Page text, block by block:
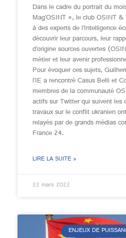
Dans le cadre du portrait du
Mag’OSINT », le club OSINT
à des experts de l’Intelligence
découvrir leur parcours, leur
d’origine sources ouvertes
métier et leur avenir
Pour évoquer ces sujets,
l’IE a rencontré Casus Belli et
membres de la communauté
actifs sur Twitter qui suivent les
travaux sur le conflit ukranien
relayés par de grands médias
France 24.
LIRE LA SUITE »
22 mars 2022
ENJEUX DE